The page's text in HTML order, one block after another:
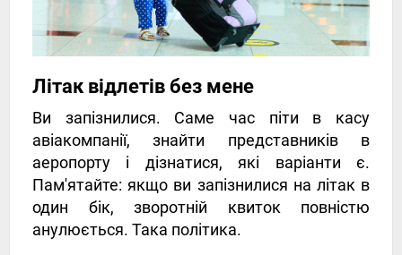
Літак відлетів без мене
Ви запізнилися. Саме час піти в касу
авіакомпанії, знайти представників в
аеропорту і дізнатися, які варіанти є.
Пам'ятайте: якщо ви запізнилися на літак в
один бік, зворотній квиток повністю
анулюється. Така політика.